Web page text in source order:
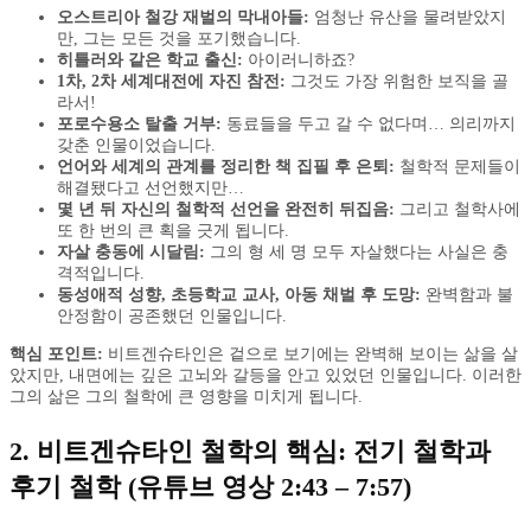
오스트리아 철강 재벌의 막내아들: 엄청난 유산을 물려받았지
만, 그는 모든 것을 포기했습니다.
히틀러와 같은 학교 출신: 아이러니하죠?
1차, 2차 세계대전에 자진 참전: 그것도 가장 위험한 보직을 골
라서!
포로수용소 탈출 거부: 동료들을 두고 갈 수 없다며… 의리까지
갖춘 인물이었습니다.
언어와 세계의 관계를 정리한 책 집필 후 은퇴: 철학적 문제들이
해결됐다고 선언했지만…
몇 년 뒤 자신의 철학적 선언을 완전히 뒤집음: 그리고 철학사에
또 한 번의 큰 획을 긋게 됩니다.
자살 충동에 시달림: 그의 형 세 명 모두 자살했다는 사실은 충
격적입니다.
동성애적 성향, 초등학교 교사, 아동 채벌 후 도망: 완벽함과 불
안정함이 공존했던 인물입니다.
핵심 포인트: 비트겐슈타인은 겉으로 보기에는 완벽해 보이는 삶을 살
았지만, 내면에는 깊은 고뇌와 갈등을 안고 있었던 인물입니다. 이러한
그의 삶은 그의 철학에 큰 영향을 미치게 됩니다.
2. 비트겐슈타인 철학의 핵심: 전기 철학과
후기 철학 (유튜브 영상 2:43 – 7:57)